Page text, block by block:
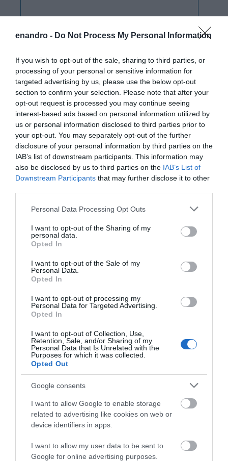
enandro - Do Not Process My Personal Information
If you wish to opt-out of the sale, sharing to third parties, or
processing of your personal or sensitive information for
targeted advertising by us, please use the below opt-out
section to confirm your selection. Please note that after your
opt-out request is processed you may continue seeing
interest-based ads based on personal information utilized by
us or personal information disclosed to third parties prior to
your opt-out. You may separately opt-out of the further
disclosure of your personal information by third parties on the
IAB’s list of downstream participants. This information may
also be disclosed by us to third parties on the IAB’s List of
Downstream Participants that may further disclose it to other
Please note that this website/app uses one or more Google
not limited to your visit or usage behaviour. You may click to
grant or deny consent to Google and its third-party tags to
use your data for below specified purposes in below Google
consent section.
Personal Data Processing Opt Outs
I want to opt-out of the Sharing of my
personal data.
Opted In
I want to opt-out of the Sale of my
Personal Data.
Opted In
I want to opt-out of processing my
Personal Data for Targeted Advertising.
Opted In
I want to opt-out of Collection, Use,
Retention, Sale, and/or Sharing of my
Personal Data that Is Unrelated with the
Purposes for which it was collected.
Opted Out
Google consents
I want to allow Google to enable storage
related to advertising like cookies on web or
device identifiers in apps.
I want to allow my user data to be sent to
Google for online advertising purposes.
Προτεινόμενα άρθρα